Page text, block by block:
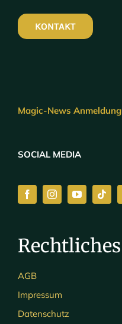
KONTAKT
Magic-News Anmeldung
SOCIAL MEDIA
Rechtliches
AGB
Impressum
Datenschutz